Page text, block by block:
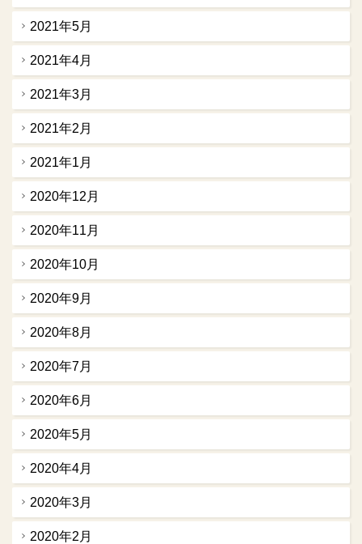
2021年5月
2021年4月
2021年3月
2021年2月
2021年1月
2020年12月
2020年11月
2020年10月
2020年9月
2020年8月
2020年7月
2020年6月
2020年5月
2020年4月
2020年3月
2020年2月